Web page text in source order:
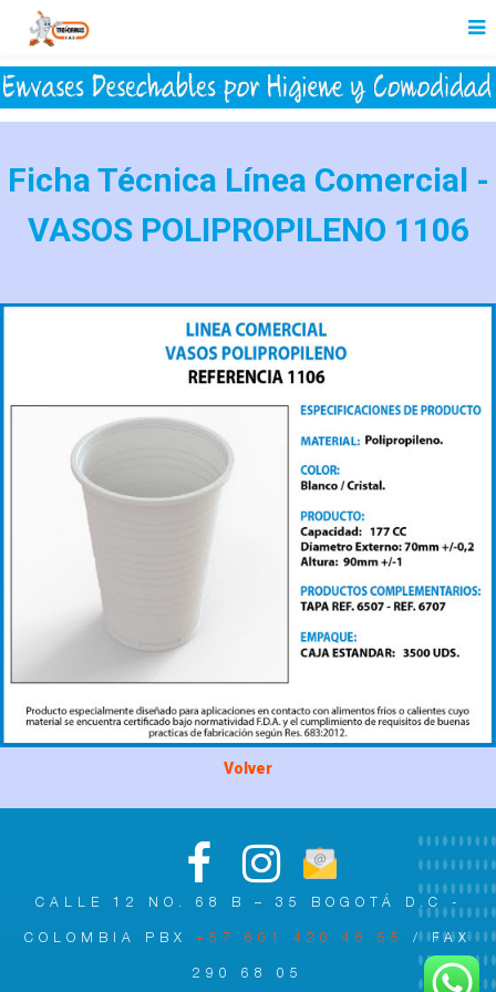
Ficha Técnica Línea Comercial -
VASOS POLIPROPILENO 1106
Volver
CALLE 12 NO. 68 B – 35 BOGOTÁ D.C -
COLOMBIA PBX +57 601 420 46 55 / FAX
290 68 05